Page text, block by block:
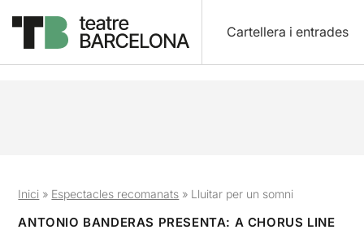
Cartellera i entrades
Inici » Espectacles recomanats » Lluitar per un somni
ANTONIO BANDERAS PRESENTA: A CHORUS LINE